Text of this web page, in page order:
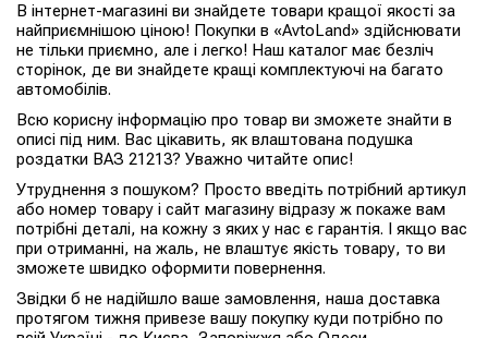
В інтернет-магазині ви знайдете товари кращої якості за
найприємнішою ціною! Покупки в «AvtoLand» здійснювати
не тільки приємно, але і легко! Наш каталог має безліч
сторінок, де ви знайдете кращі комплектуючі на багато
автомобілів.
Всю корисну інформацію про товар ви зможете знайти в
описі під ним. Вас цікавить, як влаштована подушка
роздатки ВАЗ 21213? Уважно читайте опис!
Утруднення з пошуком? Просто введіть потрібний артикул
або номер товару і сайт магазину відразу ж покаже вам
потрібні деталі, на кожну з яких у нас є гарантія. І якщо вас
при отриманні, на жаль, не влаштує якість товару, то ви
зможете швидко оформити повернення.
Звідки б не надійшло ваше замовлення, наша доставка
протягом тижня привезе вашу покупку куди потрібно по